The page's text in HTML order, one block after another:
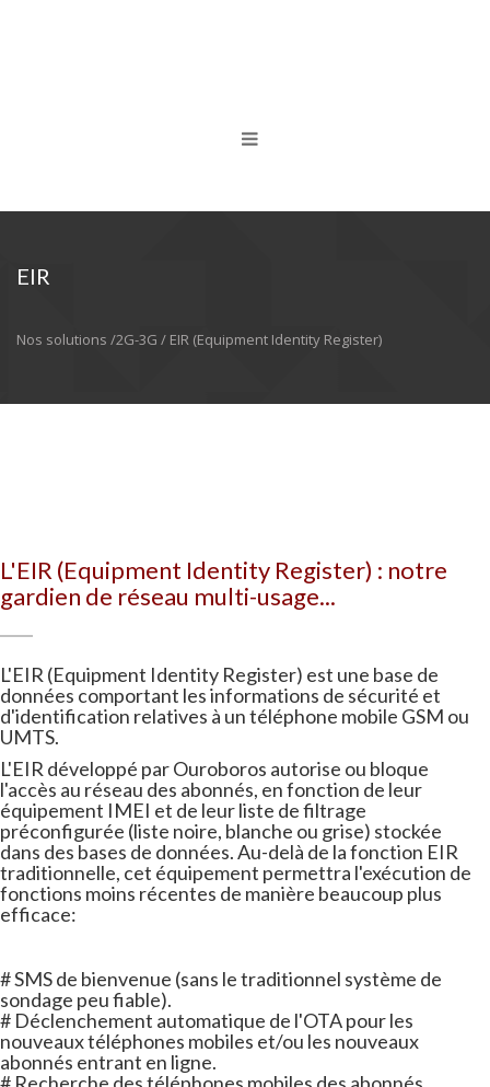
EIR
Nos solutions /2G-3G / EIR (Equipment Identity Register)
L'EIR (Equipment Identity Register) : notre
gardien de réseau multi-usage...
L'EIR (Equipment Identity Register) est une base de
données comportant les informations de sécurité et
d'identification relatives à un téléphone mobile GSM ou
UMTS.
L'EIR développé par Ouroboros autorise ou bloque
l'accès au réseau des abonnés, en fonction de leur
équipement IMEI et de leur liste de filtrage
préconfigurée (liste noire, blanche ou grise) stockée
dans des bases de données. Au-delà de la fonction EIR
traditionnelle, cet équipement permettra l'exécution de
fonctions moins récentes de manière beaucoup plus
efficace:
# SMS de bienvenue (sans le traditionnel système de
sondage peu fiable).
# Déclenchement automatique de l'OTA pour les
nouveaux téléphones mobiles et/ou les nouveaux
abonnés entrant en ligne.